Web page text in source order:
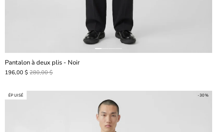
Pantalon à deux plis - Noir
196,00 $ 280,00 $
ÉPUISÉ -30%